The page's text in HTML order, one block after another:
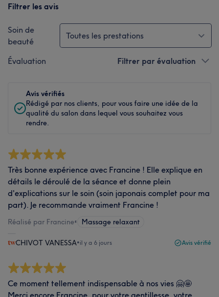
Filtrer les avis
Soin de
beauté
Toutes les prestations
Évaluation Filtrer par évaluation
Avis vérifiés
Rédigé par nos clients, pour vous faire une idée de la
qualité du salon dans lequel vous souhaitez vous
rendre.
Très bonne expérience avec Francine ! Elle explique en
détails le déroulé de la séance et donne plein
d'explications sur le soin (soin japonais complet pour ma
part). Je recommande vraiment Francine !
Réalisé par Francine• Massage relaxant
CHIVOT VANESSA•il y a 6 jours Avis vérifié
Ce moment tellement indispensable à nos vies 🤗🤩
Merci encore Francine, pour votre gentillesse, votre